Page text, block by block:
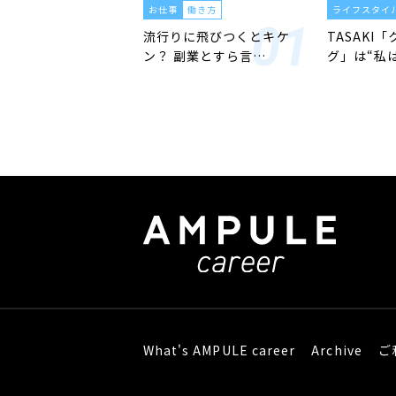
お仕事 働き方
流行りに飛びつくとキケ
ン？ 副業とすら言…
ライフスタイ
TASAKI「
グ」は“私
What's AMPULE career Archive